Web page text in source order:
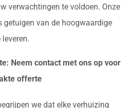
verwachtingen te voldoen. Onze
getuigen van de hoogwaardige
Neem contact met ons op voor
offerte
we dat elke verhuizing